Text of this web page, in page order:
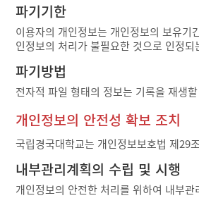
파기기한
이용자의 개인정보는 개인정보의 보유
인정보의 처리가 불필요한 것으로 인정
파기방법
전자적 파일 형태의 정보는 기록을 재생
개인정보의 안전성 확보 조치
국립경국대학교는 개인정보보호법 제29
내부관리계획의 수립 및 시행
개인정보의 안전한 처리를 위하여 내부